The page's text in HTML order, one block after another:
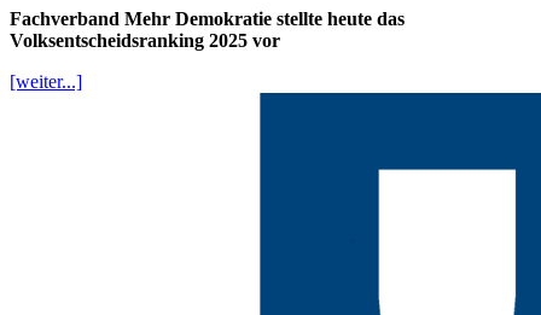
Fachverband Mehr Demokratie stellte heute das
Volksentscheidsranking 2025 vor
[weiter...]